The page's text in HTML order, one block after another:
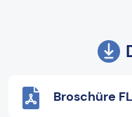
Broschüre